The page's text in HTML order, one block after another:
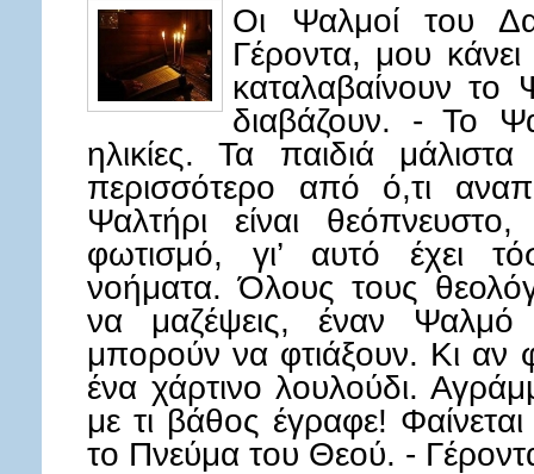
Οι Ψαλμοί του
Γέροντα, μου
καταλαβαίνουν το
διαβάζουν. - Το
ηλικίες. Τα παιδιά
περισσότερο από ό,τι
Ψαλτήρι είναι
φωτισμό, γι’ αυτό έχει
νοήματα. Όλους τους
να μαζέψεις, έναν Ψαλμό
μπορούν να φτιάξουν. Κι αν
ένα χάρτινο λουλούδι.
με τι βάθος έγραφε!
το Πνεύμα του Θεού. -